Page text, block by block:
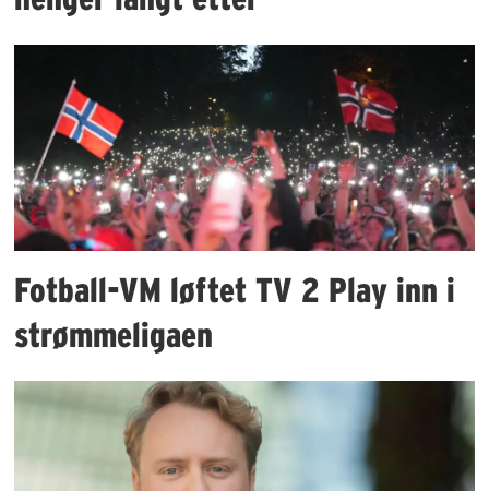
Fotball-VM løftet TV 2 Play inn i
strømmeligaen